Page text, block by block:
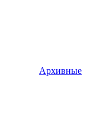
Архивные